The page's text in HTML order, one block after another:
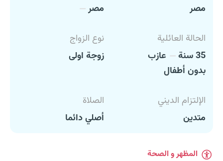
مصر
مصر
الحالة العائلية
35 سنة
عازب
بدون أطفال
نوع الزواج
زوجة اولى
الإلتزام الديني
متدين
الصلاة
أصلي دائما
المظهر و الصحة